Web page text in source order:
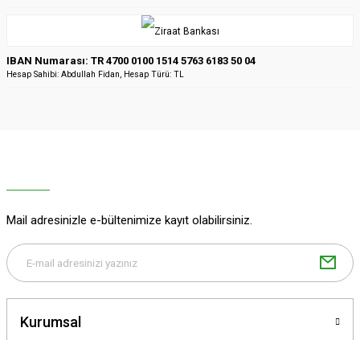
IBAN Numarası: TR 4700 0100 1514 5763 6183 50 04
Hesap Sahibi: Abdullah Fidan, Hesap Türü: TL
Mail adresinizle e-bültenimize kayıt olabilirsiniz.
Kurumsal